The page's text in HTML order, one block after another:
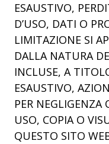
ESAUSTIVO,
D’USO, DATI O
LIMITAZIONE SI
DALLA NATURA
INCLUSE, A
ESAUSTIVO,
PER NEGLIGENZA
USO, COPIA O
QUESTO SITO